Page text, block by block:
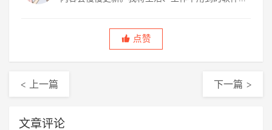
上转帖，也有自己的原创。
点赞
< 上一篇 下一篇 >
文章评论